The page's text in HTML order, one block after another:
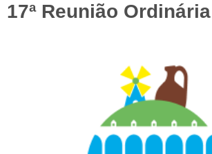
17ª Reunião Ordinária